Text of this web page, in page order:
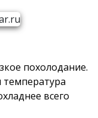
похолодание.
температура
всего